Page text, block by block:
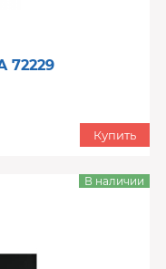
72229
Купить
В наличии